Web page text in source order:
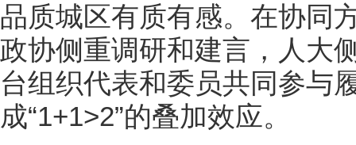
品质城区有质有感。在协同
政协侧重调研和建言，人大
台组织代表和委员共同参与
成“1+1>2”的叠加效应。